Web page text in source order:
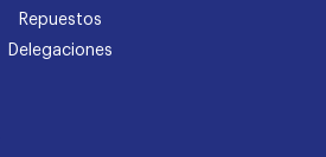
Repuestos
Delegaciones